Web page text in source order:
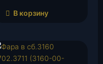
В корзину